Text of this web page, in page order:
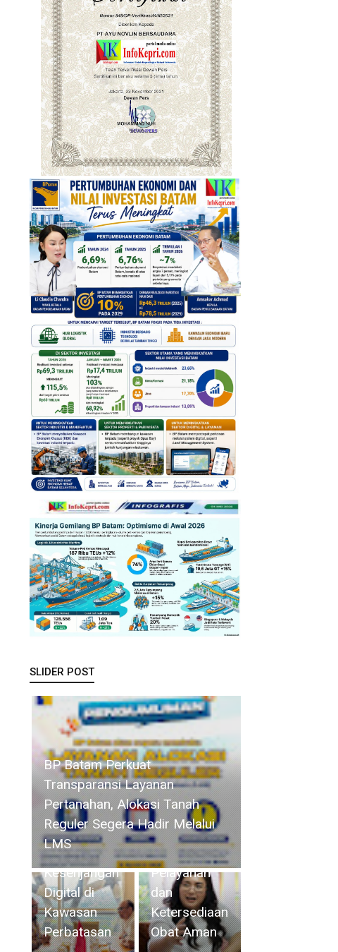
SLIDER POST
Pemprov Kepri dan KomDigi
Pacu Penetrasi Broadband
Lewat Teknologi Satelit dan
Frekuensi 700MHz, Upaya
Memutus Kesenjangan Digital
di Kawasan Perbatasan
Perkuat
Sinergi
Kelembagaan,
RSBP Batam
dan BPOM
Pastikan
Pelayanan
dan
Ketersediaan
Obat Aman
Batam
Terima
Kunker
Deputi
Imigrasi dan
Pemasyarakatan
Kemenko
Kumham
Imipas,
Bahas
Overstaying
dan KUHP
Baru